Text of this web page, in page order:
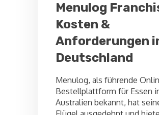
Menulog
Kosten &
Anforderungen
Deutschland
Menulog, als führende
Bestellplattform für Essen
Australien bekannt, hat